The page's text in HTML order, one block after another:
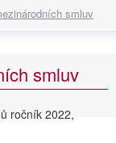
smluv
smluv
ročník 2022,